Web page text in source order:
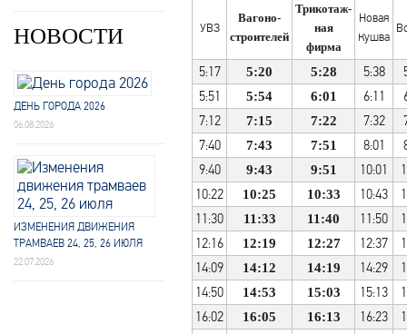
УВЗ
Вагоно-
строителей
Трикотаж-
ная
фирма
Новая
Кушва
5:17 5:20 5:28 5:38
5:51
5:54 6:01 6:11
7:12
7:15 7:22 7:32
7:40
7:43 7:51 8:01
9:40
9:43 9:51 10:01
10:22
10:25 10:33 10:43
11:30
11:33 11:40 11:50
12:16
12:19 12:27 12:37
14:09
14:12 14:19 14:29
14:50
14:53 15:03 15:13
16:02
16:05 16:13 16:23
НОВОСТИ
ДЕНЬ ГОРОДА 2026
06.08.2026
ИЗМЕНЕНИЯ ДВИЖЕНИЯ
ТРАМВАЕВ 24, 25, 26 ИЮЛЯ
22.07.2026